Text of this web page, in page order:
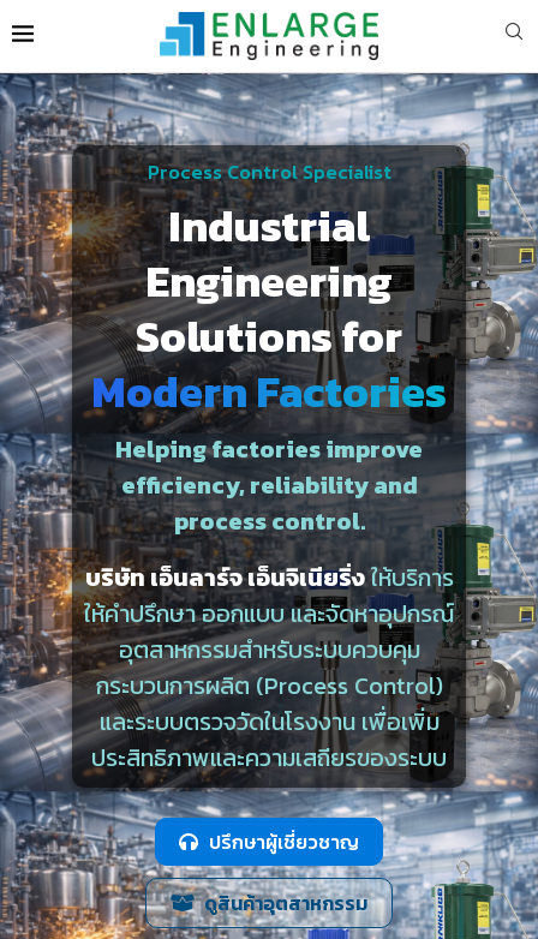
Process Control Specialist
Industrial
Engineering
Solutions for
Modern Factories
Helping factories improve
efficiency, reliability and
process control.
บริษัท เอ็นลาร์จ เอ็นจิเนียริ่งให้บริการ
ให้คำปรึกษา ออกแบบ และจัดหาอุปกรณ์
อุตสาหกรรมสำหรับระบบควบคุม
กระบวนการผลิต (Process Control)
และระบบตรวจวัดในโรงงาน เพื่อเพิ่ม
ประสิทธิภาพและความเสถียรของระบบ
ปรึกษาผู้เชี่ยวชาญ
ดูสินค้าอุตสาหกรรม